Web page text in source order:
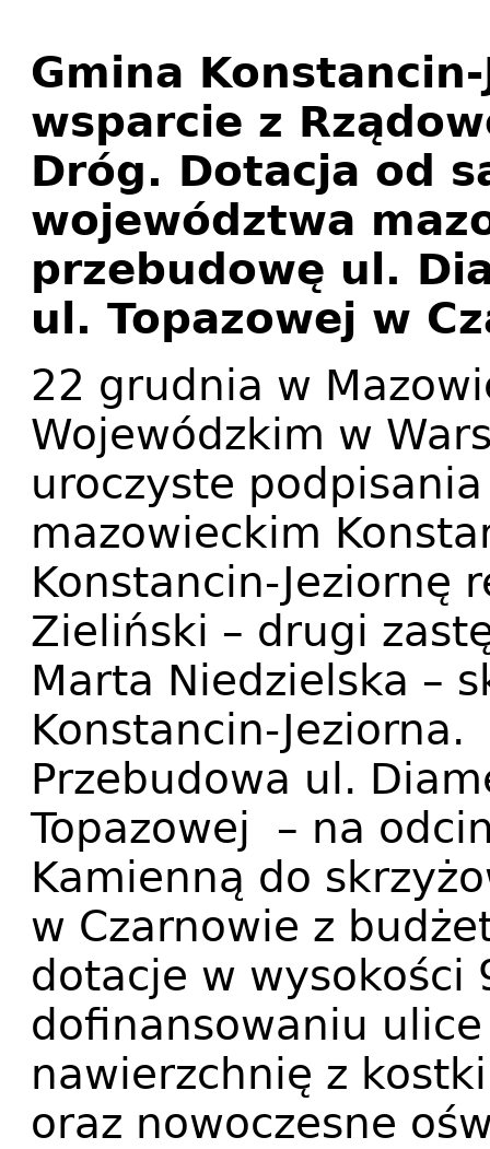
Gmina
wsparcie z
Dróg. Dotacja od
województwa
przebudowę ul.
ul. Topazowej w
22 grudnia w
Wojewódzkim w
uroczyste
mazowieckim
Konstancin-Jeziornę
Zieliński – drugi
Marta Niedzielska –
Konstancin-Jeziorna.
Przebudowa ul.
Topazowej – na
Kamienną do
w Czarnowie z
dotacje w wysokości
dofinansowaniu
nawierzchnię z
oraz nowoczesne